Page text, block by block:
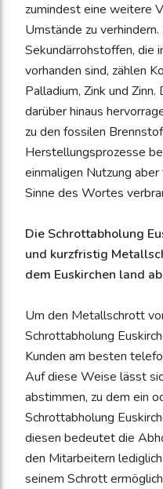
zumindest eine weitere
Umstände zu
Sekundärrohstoffen, die
vorhanden sind, zählen
Palladium, Zink und
darüber hinaus
zu den fossilen
Herstellungsprozesse
einmaligen Nutzung
Sinne des Wortes
Die Schrottabholung
und kurzfristig
dem Euskirchen land ab
Um den Metallschrott
Schrottabholung
Kunden am besten
Auf diese Weise lässt
abstimmen, zu dem ein
Schrottabholung
diesen bedeutet die
den Mitarbeitern
seinem Schrott